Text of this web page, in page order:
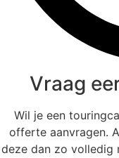
Vraag
Wil je een
offerte aanvragen.
deze dan zo volledig